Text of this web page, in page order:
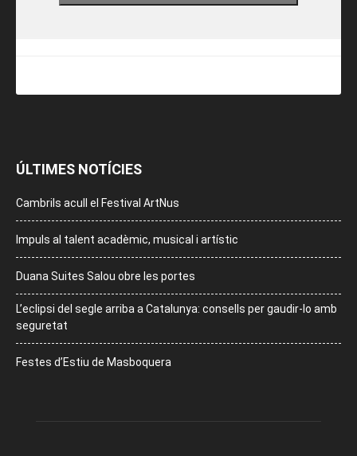
ÚLTIMES NOTÍCIES
Cambrils acull el Festival ArtNus
Impuls al talent acadèmic, musical i artístic
Duana Suites Salou obre les portes
L’eclipsi del segle arriba a Catalunya: consells per gaudir-lo amb
seguretat
Festes d’Estiu de Masboquera